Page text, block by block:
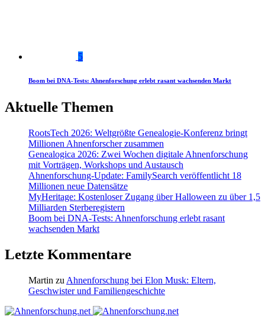
5
Boom bei DNA-Tests: Ahnenforschung erlebt rasant wachsenden Markt
Aktuelle Themen
RootsTech 2026: Weltgrößte Genealogie-Konferenz bringt
Millionen Ahnenforscher zusammen
Genealogica 2026: Zwei Wochen digitale Ahnenforschung
mit Vorträgen, Workshops und Austausch
Ahnenforschung-Update: FamilySearch veröffentlicht 18
Millionen neue Datensätze
MyHeritage: Kostenloser Zugang über Halloween zu über 1,5
Milliarden Sterberegistern
Boom bei DNA-Tests: Ahnenforschung erlebt rasant
wachsenden Markt
Letzte Kommentare
Martin zu Ahnenforschung bei Elon Musk: Eltern,
Geschwister und Familiengeschichte